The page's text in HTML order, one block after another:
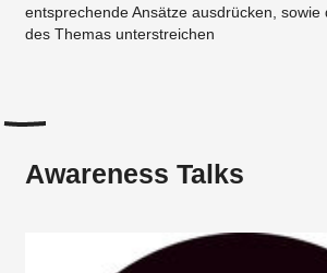
entsprechende Ansätze ausdrücken, sowie
des Themas unterstreichen
Awareness Talks